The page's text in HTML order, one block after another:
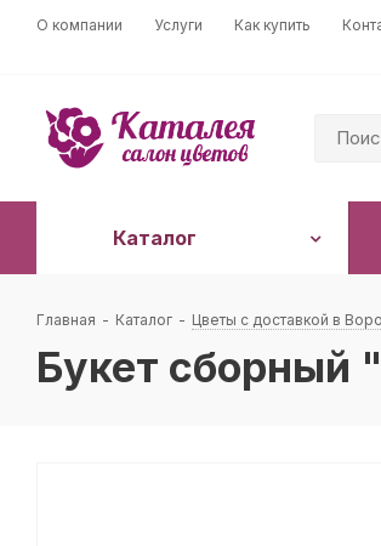
О компании Услуги Как купить
Каталог
Главная - Каталог - Цветы с доставкой в
Букет сборный